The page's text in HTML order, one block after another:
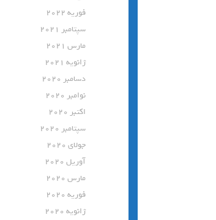
فوریه 2022
سپتامبر 2021
مارس 2021
ژانویه 2021
دسامبر 2020
نوامبر 2020
اکتبر 2020
سپتامبر 2020
جولای 2020
آوریل 2020
مارس 2020
فوریه 2020
ژانویه 2020